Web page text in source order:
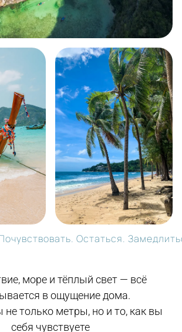
Остаться.
море и тёплый свет — всё
в ощущение дома.
только метры, но и то, как вы
себя чувствуете